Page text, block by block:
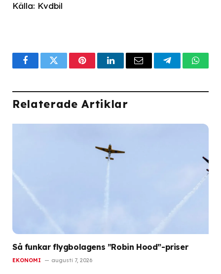
Källa: Kvdbil
FacebookTwitterPinterestLinkedInEmail Telegram
Relaterade Artiklar
Så funkar flygbolagens ”Robin Hood”-priser
EKONOMI augusti 7, 2026